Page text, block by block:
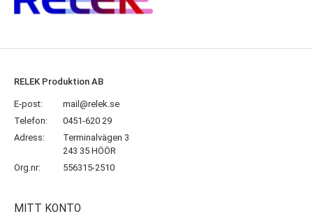
RELEK Produktion AB
E-post:
mail@relek.se
Telefon:
0451-620 29
Adress:
Terminalvägen 3
243 35 HÖÖR
Org.nr:
556315-2510
MITT KONTO